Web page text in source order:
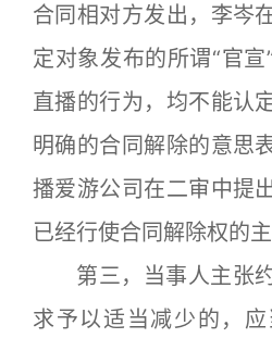
合同相对方发出，李岑
定对象发布的所谓“官
直播的行为，均不能认
明确的合同解除的意思
播爱游公司在二审中提
已经行使合同解除权的主
第三，当事人主张约
求予以适当减少的，